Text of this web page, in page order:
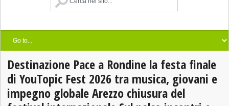
Destinazione Pace a Rondine la festa finale
di YouTopic Fest 2026 tra musica, giovani e
impegno globale Arezzo chiusura del